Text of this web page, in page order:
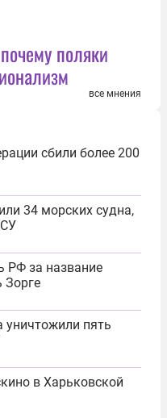
поляки
все мнения
сбили более 200
34 морских судна,
РФ за название
Зорге
пять
в Харьковской